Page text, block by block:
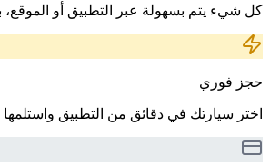
كل شيء يتم بسهولة عبر التطبيق أو الموقع،
حجز فوري
اختر سيارتك في دقائق من التطبيق واستلمها